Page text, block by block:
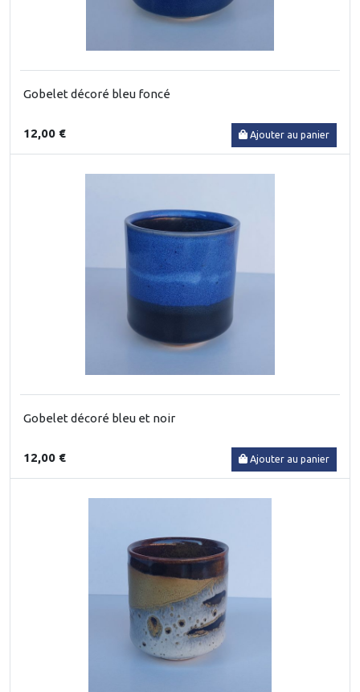
Gobelet décoré bleu foncé
12,00 € Ajouter au panier
Gobelet décoré bleu et noir
12,00 € Ajouter au panier